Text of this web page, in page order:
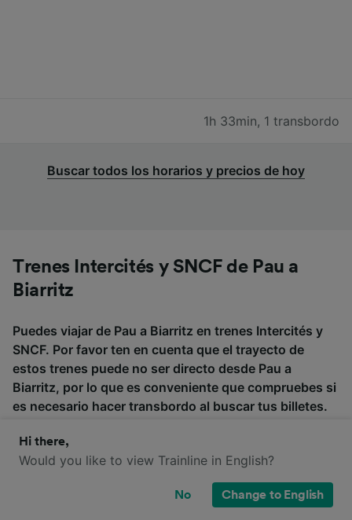
1h 33min, 1 transbordo
Buscar todos los horarios y precios de hoy
Trenes Intercités y SNCF de Pau a
Biarritz
Puedes viajar de Pau a Biarritz en trenes Intercités y
SNCF. Por favor ten en cuenta que el trayecto de
estos trenes puede no ser directo desde Pau a
Biarritz, por lo que es conveniente que compruebes si
es necesario hacer transbordo al buscar tus billetes.
Intercités SNCF
Hi there,
Would you like to view Trainline in English?
No Change to English